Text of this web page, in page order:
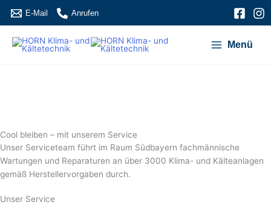
Inhalt
E-Mail Anrufen
Menü
Cool bleiben – mit unserem Service
Unser Service­team führt im Raum Südbayern fachmännische
Wartungen und Reparaturen an über 3000 Klima- und Kälte­anlagen
gemäß Hersteller­vorgaben durch.
Unser Service